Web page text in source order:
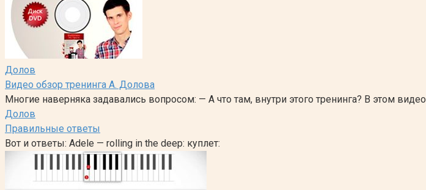
Долов
Видео обзор тренинга А. Долова
Многие наверняка задавались вопросом: — А что там, внутри этого тренинга? В этом видео
Долов
Правильные ответы
Вот и ответы: Adele — rolling in the deep: куплет: